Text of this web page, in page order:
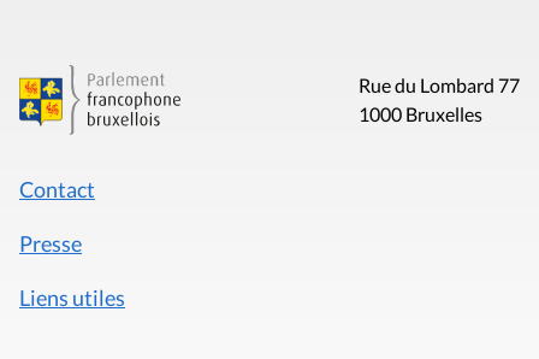
Rue du Lombard 77
1000 Bruxelles
Contact
Presse
Liens utiles